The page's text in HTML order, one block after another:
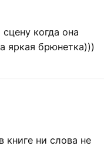
когда она
яркая брюнетка)))
книге ни слова не